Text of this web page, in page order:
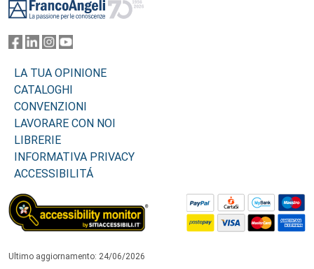
LA TUA OPINIONE
CATALOGHI
CONVENZIONI
LAVORARE CON NOI
LIBRERIE
INFORMATIVA PRIVACY
ACCESSIBILITÁ
Ultimo aggiornamento: 24/06/2026